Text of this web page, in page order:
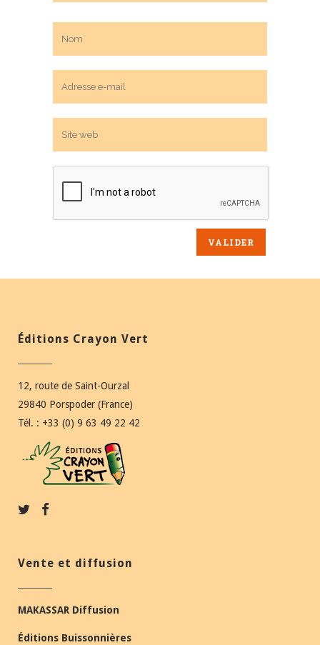
Éditions Crayon Vert
12, route de Saint-Ourzal
29840 Porspoder (France)
Tél. : +33 (0) 9 63 49 22 42
Vente et diffusion
MAKASSAR Diffusion
Éditions Buissonnières